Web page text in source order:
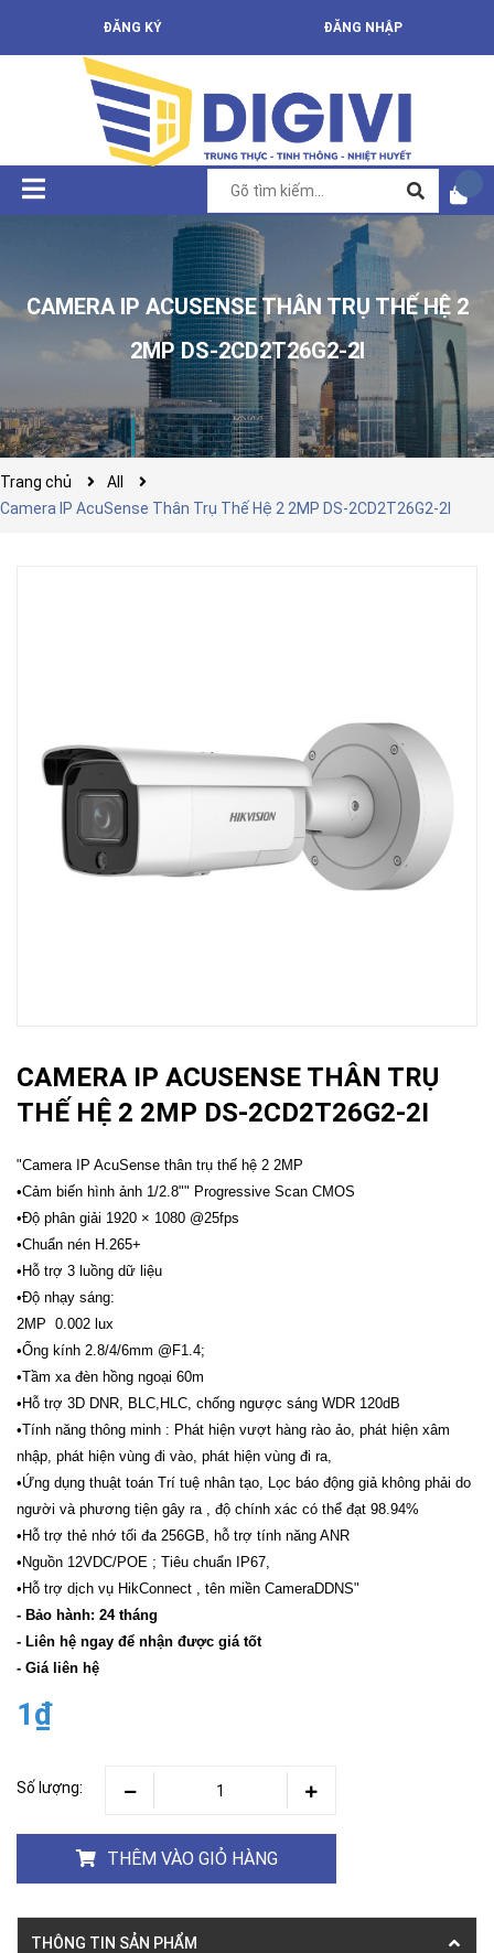
ĐĂNG KÝ ĐĂNG NHẬP
CAMERA IP ACUSENSE THÂN TRỤ THẾ HỆ 2
2MP DS-2CD2T26G2-2I
Trang chủ
All
Camera IP AcuSense Thân Trụ Thế Hệ 2 2MP DS-2CD2T26G2-2I
CAMERA IP ACUSENSE THÂN TRỤ
THẾ HỆ 2 2MP DS-2CD2T26G2-2I
"Camera IP AcuSense thân trụ thế hệ 2 2MP
•Cảm biến hình ảnh 1/2.8"" Progressive Scan CMOS
•Độ phân giải 1920 × 1080 @25fps
•Chuẩn nén H.265+
•Hỗ trợ 3 luồng dữ liệu
•Độ nhạy sáng:
2MP 0.002 lux
•Ống kính 2.8/4/6mm @F1.4;
•Tầm xa đèn hồng ngoại 60m
•Hỗ trợ 3D DNR, BLC,HLC, chống ngược sáng WDR 120dB
•Tính năng thông minh : Phát hiện vượt hàng rào ảo, phát hiện xâm
nhập, phát hiện vùng đi vào, phát hiện vùng đi ra,
•Ứng dụng thuật toán Trí tuệ nhân tạo, Lọc báo động giả không phải do
người và phương tiện gây ra , độ chính xác có thể đạt 98.94%
•Hỗ trợ thẻ nhớ tối đa 256GB, hỗ trợ tính năng ANR
•Nguồn 12VDC/POE ; Tiêu chuẩn IP67,
•Hỗ trợ dịch vụ HikConnect , tên miền CameraDDNS"
- Bảo hành: 24 tháng
- Liên hệ ngay để nhận được giá tốt
- Giá liên hệ
1₫
Số lượng:
THÊM VÀO GIỎ HÀNG
THÔNG TIN SẢN PHẨM